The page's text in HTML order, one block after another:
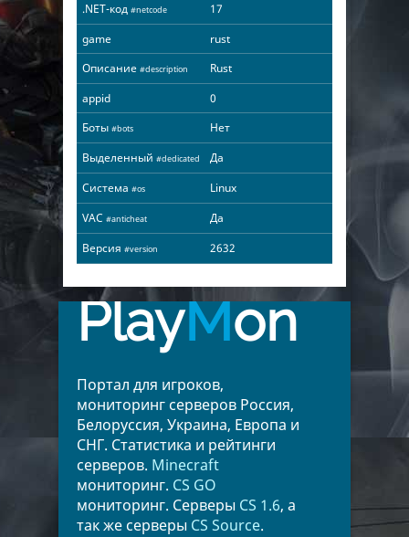
.NET-код #netcode
17
game
rust
Описание #description
Rust
appid
0
Боты #bots
Нет
Выделенный #dedicated
Да
Система #os
Linux
VAC #anticheat
Да
Версия #version 2632
PlayMon
Портал для игроков,
мониторинг серверов Россия,
Белоруссия, Украина, Европа и
СНГ. Статистика и рейтинги
серверов. Minecraft
мониторинг. CS GO
мониторинг. Серверы CS 1.6, а
так же серверы CS Source.